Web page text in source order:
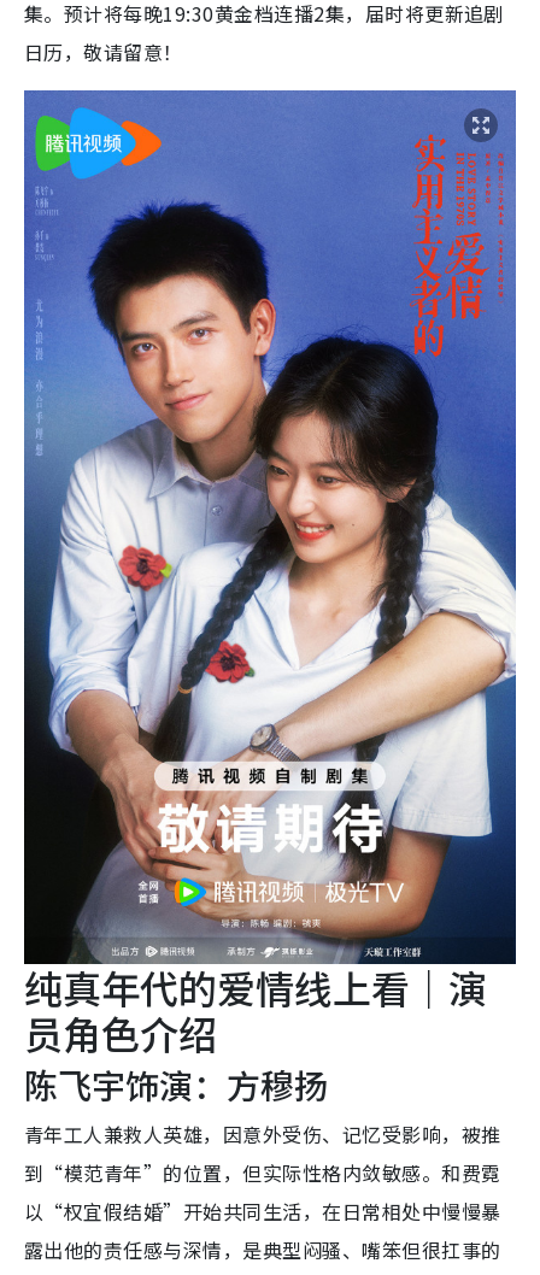
集。预计将每晚19:30黄金档连播2集，届时将更新追剧
日历，敬请留意！
纯真年代的爱情线上看｜演
员角色介绍
陈飞宇饰演：方穆扬
青年工人兼救人英雄，因意外受伤、记忆受影响，被推
到“模范青年”的位置，但实际性格内敛敏感。和费霓
以“权宜假结婚”开始共同生活，在日常相处中慢慢暴
露出他的责任感与深情，是典型闷骚、嘴笨但很扛事的